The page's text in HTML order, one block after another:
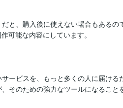
と、購入後に使えない場合もあるので
可能な内容にしています。
ービスを、もっと多くの人に届ける
そのための強力なツールになること